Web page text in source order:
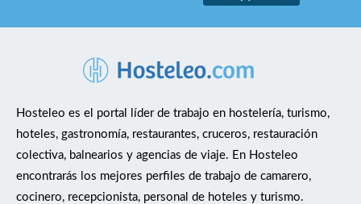
Hosteleo es el portal líder de trabajo en hostelería, turismo,
hoteles, gastronomía, restaurantes, cruceros, restauración
colectiva, balnearios y agencias de viaje. En Hosteleo
encontrarás los mejores perfiles de trabajo de camarero,
cocinero, recepcionista, personal de hoteles y turismo.